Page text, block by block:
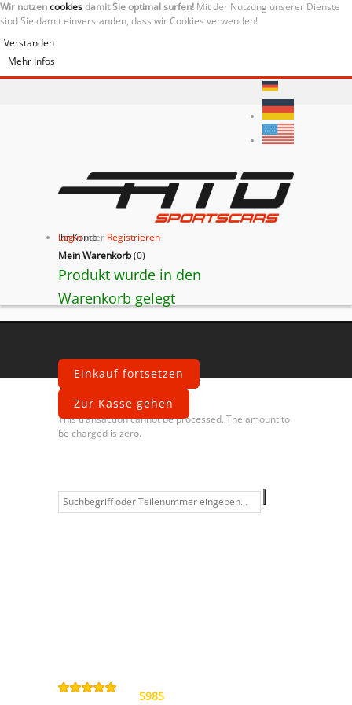
Wir nutzencookiesdamit Sie optimal surfen! Mit der Nutzung unserer Dienste
sind Sie damit einverstanden, dass wir Cookies verwenden!
Verstanden
Mehr Infos
Ihr Konto
Loginoder Registrieren
Mein Warenkorb(0)
Produkt wurde in den
Warenkorb gelegt
Einkauf fortsetzen
Zur Kasse gehen
Fehler
This transaction cannot be processed. The amount to
be charged is zero.
Kontakt
Allgemeine
/5
5985